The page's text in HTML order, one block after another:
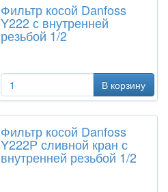
Фильтр косой Danfoss
Y222 с внутренней
резьбой 1/2
В корзину
Фильтр косой Danfoss
Y222P сливной кран с
внутренней резьбой 1/2